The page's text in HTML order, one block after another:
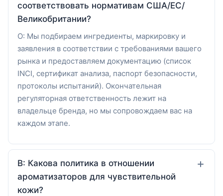
соответствовать нормативам США/ЕС/
Великобритании?
О: Мы подбираем ингредиенты, маркировку и
заявления в соответствии с требованиями вашего
рынка и предоставляем документацию (список
INCI, сертификат анализа, паспорт безопасности,
протоколы испытаний). Окончательная
регуляторная ответственность лежит на
владельце бренда, но мы сопровождаем вас на
каждом этапе.
В: Какова политика в отношении
ароматизаторов для чувствительной
кожи?